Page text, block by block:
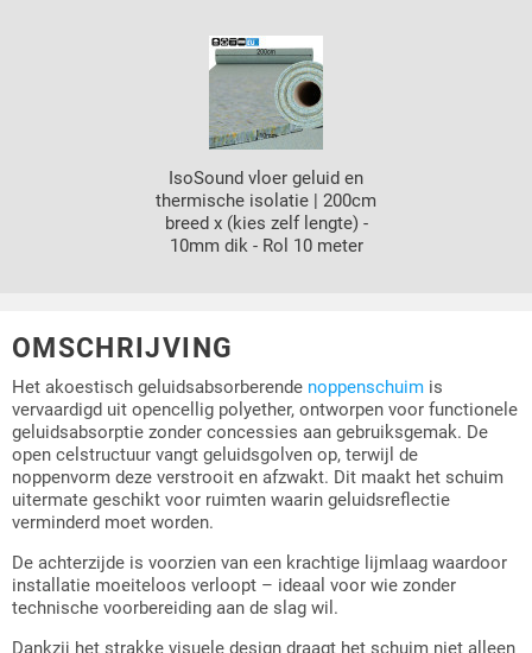
IsoSound vloer geluid en
thermische isolatie | 200cm
breed x (kies zelf lengte) -
10mm dik - Rol 10 meter
OMSCHRIJVING
Het akoestisch geluidsabsorberende noppenschuim is
vervaardigd uit opencellig polyether, ontworpen voor functionele
geluidsabsorptie zonder concessies aan gebruiksgemak. De
open celstructuur vangt geluidsgolven op, terwijl de
noppenvorm deze verstrooit en afzwakt. Dit maakt het schuim
uitermate geschikt voor ruimten waarin geluidsreflectie
verminderd moet worden.
De achterzijde is voorzien van een krachtige lijmlaag waardoor
installatie moeiteloos verloopt – ideaal voor wie zonder
technische voorbereiding aan de slag wil.
Dankzij het strakke visuele design draagt het schuim niet alleen